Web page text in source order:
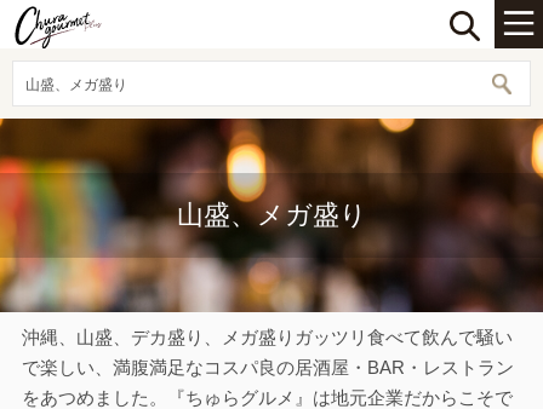
山盛、メガ盛り
山盛、メガ盛り
沖縄、山盛、デカ盛り、メガ盛りガッツリ食べて飲んで騒い
で楽しい、満腹満足なコスパ良の居酒屋・BAR・レストラン
をあつめました。『ちゅらグルメ』は地元企業だからこそで